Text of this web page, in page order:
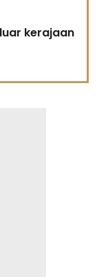
kerajaan